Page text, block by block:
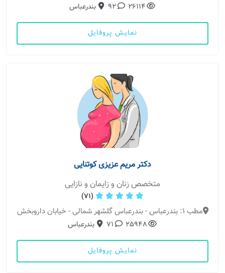
26114
92 بندرعباس
نمایش پروفایل
دکتر مریم عزیزی کوتنایی
متخصص زنان و زایمان و نازایی
(71)
مطب 1: بندرعباس - بندرعباس گلشهر شمالی - خیابان داروبخش
25948
71 بندرعباس
نمایش پروفایل